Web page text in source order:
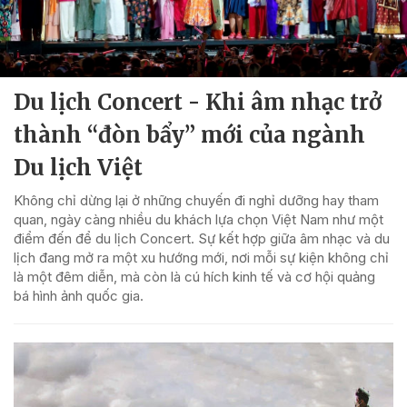
Du lịch Concert - Khi âm nhạc trở
thành “đòn bẩy” mới của ngành
Du lịch Việt
Không chỉ dừng lại ở những chuyến đi nghỉ dưỡng hay tham
quan, ngày càng nhiều du khách lựa chọn Việt Nam như một
điểm đến để du lịch Concert. Sự kết hợp giữa âm nhạc và du
lịch đang mở ra một xu hướng mới, nơi mỗi sự kiện không chỉ
là một đêm diễn, mà còn là cú hích kinh tế và cơ hội quảng
bá hình ảnh quốc gia.